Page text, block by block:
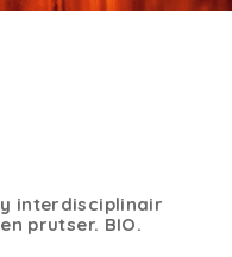
interdisciplinair
prutser. BIO.